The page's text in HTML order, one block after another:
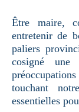
Être maire,
entretenir de
paliers
cosigné
touchant
essentielles